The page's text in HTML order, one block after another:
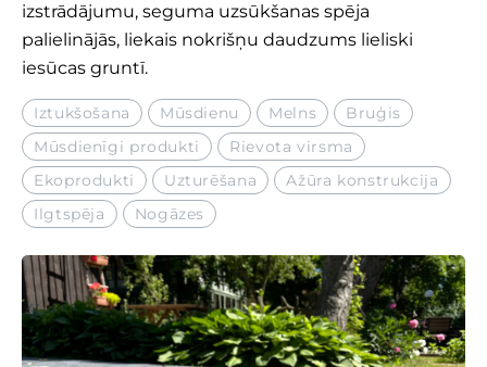
izstrādājumu, seguma uzsūkšanas spēja
palielinājās, liekais nokrišņu daudzums lieliski
iesūcas gruntī.
Iztukšošana Mūsdienu Melns
Bruģis
Mūsdienīgi produkti
Rievota virsma
Ekoprodukti
Uzturēšana
Ažūra konstrukcija
Ilgtspēja
Nogāzes